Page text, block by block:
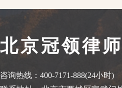
北京冠领律
咨询热线：400-7171-888(24小时)